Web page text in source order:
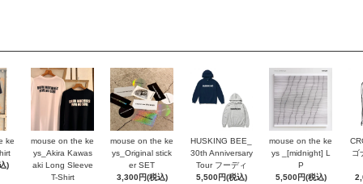
ke
)
mouse on the ke
ys_Akira Kawas
aki Long Sleeve
T-Shirt
mouse on the ke
ys_Original stick
er SET
3,300円(税込)
HUSKING BEE_
30th Anniversary
Tour フーディ
5,500円(税込)
mouse on the ke
ys _[midnight] L
P
5,500円(税込)
ゴ